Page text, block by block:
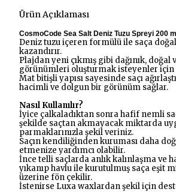
Ürün Açıklaması
CosmoCode Sea Salt Deniz Tuzu Spreyi 200 ml
Deniz tuzu içeren formülü ile saça
kazandırır.
Plajdan yeni çıkmış gibi dağınık, doğal
görünümleri oluşturmak isteyenler için
Mat bitişli yapısı sayesinde saçı
hacimli ve dolgun bir görünüm sağlar.
Nasıl Kullanılır?
İyice çalkaladıktan sonra hafif nemli
şekilde saçtan akmayacak miktarda
parmaklarınızla şekil veriniz.
Saçın kendiliğinden kuruması daha
etmenize yardımcı olabilir.
İnce telli saçlarda anlık kalınlaşma ve
yıkanıp havlu ile kurutulmuş saça eşit
üzerine fön çekilir.
İstenirse Luxa waxlardan şekil için